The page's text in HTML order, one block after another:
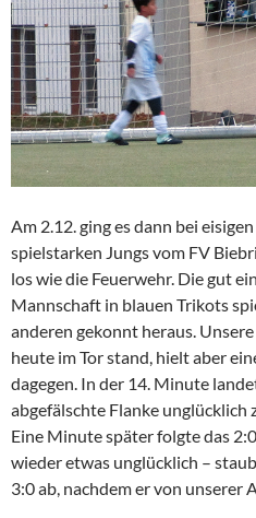
Am 2.12. ging es dann bei
spielstarken Jungs vom FV
los wie die Feuerwehr. Die gut
Mannschaft in blauen Trikots
anderen gekonnt heraus.
heute im Tor stand, hielt aber
dagegen. In der 14. Minute
abgefälschte Flanke unglücklich
Eine Minute später folgte das
wieder etwas unglücklich –
3:0 ab, nachdem er von unserer